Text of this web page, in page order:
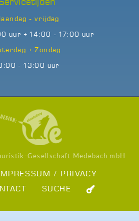
- vrijdag
uur + 14:00 - 17:00 uur
+ Zondag
- 13:00 uur
Gesellschaft Medebach mbH
/ PRIVACY
SUCHE